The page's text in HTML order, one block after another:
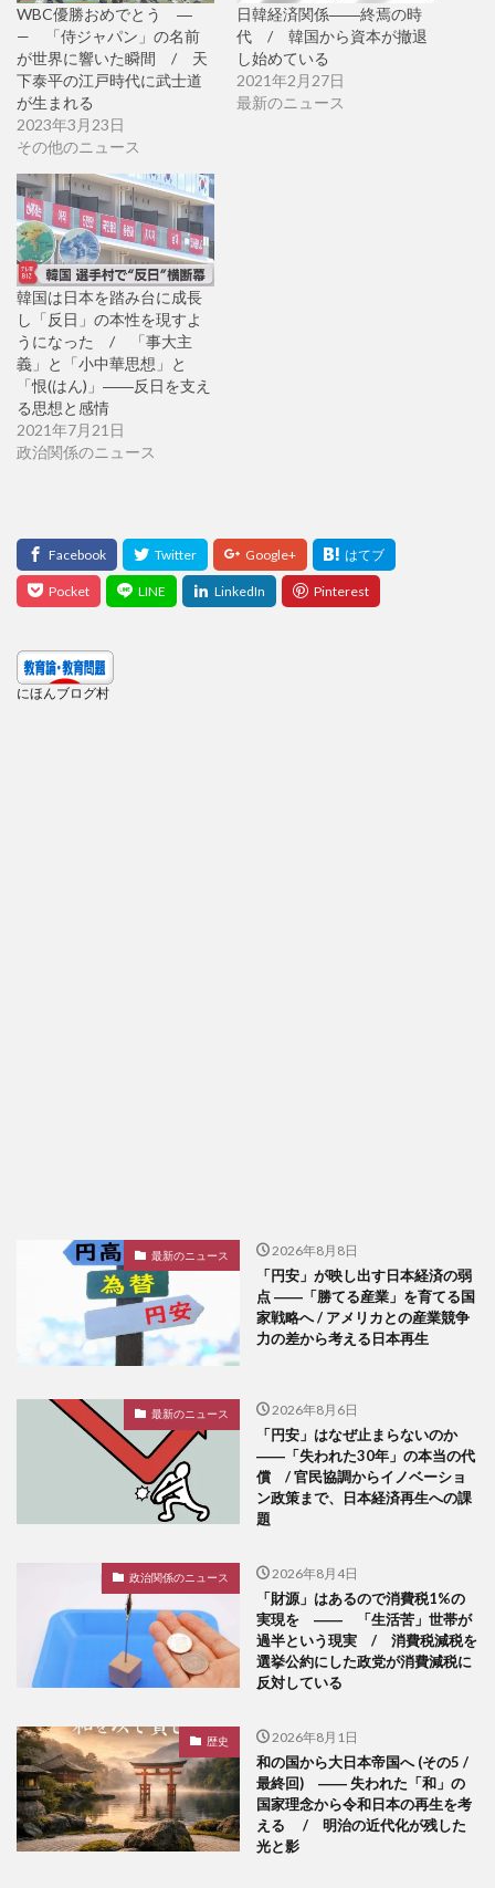
WBC優勝おめでとう ―
— 「侍ジャパン」の名前
が世界に響いた瞬間 / 天
下泰平の江戸時代に武士道
が生まれる
2023年3月23日
その他のニュース
日韓経済関係――終焉の時
代 / 韓国から資本が撤退
し始めている
2021年2月27日
最新のニュース
韓国は日本を踏み台に成長
し「反日」の本性を現すよ
うになった / 「事大主
義」と「小中華思想」と
「恨(はん)」――反日を支え
る思想と感情
2021年7月21日
政治関係のニュース
にほんブログ村
最新のニュース 2026年8月8日
「円安」が映し出す日本経済の弱
点 ――「勝てる産業」を育てる国
家戦略へ / アメリカとの産業競争
力の差から考える日本再生
最新のニュース 2026年8月6日
「円安」はなぜ止まらないのか
――「失われた30年」の本当の代
償 / 官民協調からイノベーショ
ン政策まで、日本経済再生への課
題
政治関係のニュース 2026年8月4日
「財源」はあるので消費税1%の
実現を ―― 「生活苦」世帯が
過半という現実 / 消費税減税を
選挙公約にした政党が消費減税に
反対している
歴史 2026年8月1日
和の国から大日本帝国へ (その5 /
最終回) ―― 失われた「和」の
国家理念から令和日本の再生を考
える / 明治の近代化が残した
光と影